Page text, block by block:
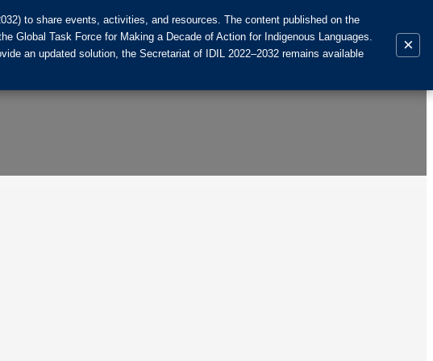
to share events, activities, and resources. The content published on the
Global Task Force for Making a Decade of Action for Indigenous Languages.
an updated solution, the Secretariat of IDIL 2022–2032 remains available
×